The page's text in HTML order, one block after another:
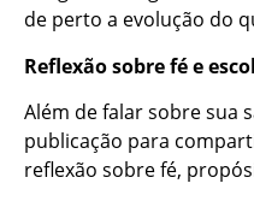
de perto a evolução do
Reflexão sobre fé e
Além de falar sobre sua
publicação para
reflexão sobre fé,